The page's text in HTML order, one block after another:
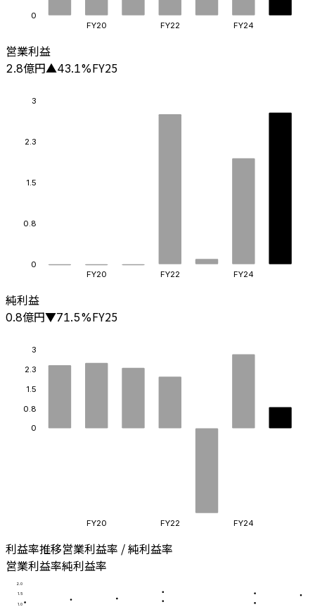
0
FY20 FY22 FY24
営業利益
2.8億円▲43.1%FY25
0
0.8
1.5
2.3
3
FY20 FY22 FY24
純利益
0.8億円▼71.5%FY25
0
0.8
1.5
2.3
3
FY20 FY22 FY24
利益率推移営業利益率 / 純利益率
営業利益率純利益率
1.0
1.5
2.0